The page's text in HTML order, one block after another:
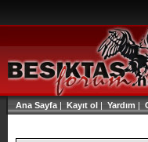
Ana Sayfa | Kayıt ol | Yardım |